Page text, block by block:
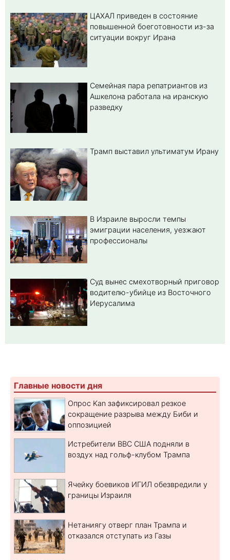
ЦАХАЛ приведен в состояние
повышенной боеготовности из-за
ситуации вокруг Ирана
Семейная пара репатриантов из
Ашкелона работала на иранскую
разведку
Трамп выставил ультиматум Ирану
В Израиле выросли темпы
эмиграции населения, уезжают
профессионалы
Суд вынес смехотворный приговор
водителю-убийце из Восточного
Иерусалима
Главные новости дня
Опрос Kan зафиксировал резкое
сокращение разрыва между Биби и
оппозицией
Истребители ВВС США подняли в
воздух над гольф-клубом Трампа
Ячейку боевиков ИГИЛ обезвредили у
границы Израиля
Нетаниягу отверг план Трампа и
отказался отступать из Газы